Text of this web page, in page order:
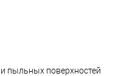
пыльных поверхностей